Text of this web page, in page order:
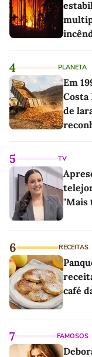
4 PLANETA
Em
Costa
de
5 TV
"Mais
6 RECEITAS
café
7 FAMOSOS